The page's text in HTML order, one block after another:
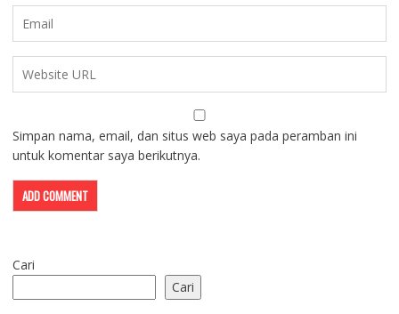
Simpan nama, email, dan situs web saya pada peramban ini
untuk komentar saya berikutnya.
Cari
Cari